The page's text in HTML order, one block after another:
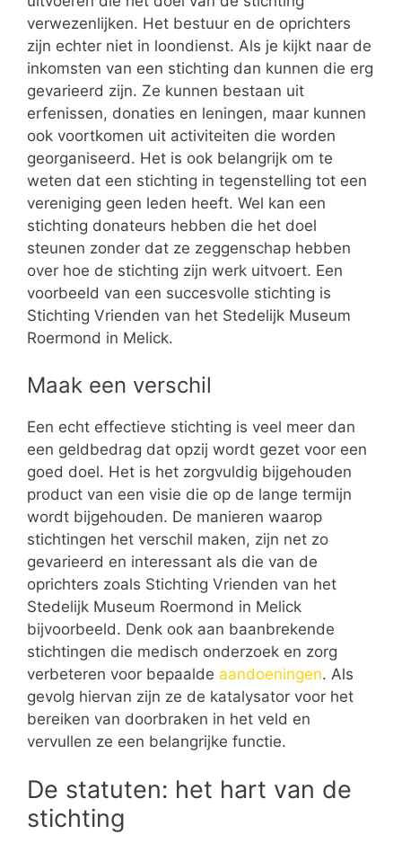
verwezenlijken. Het bestuur en de oprichters
zijn echter niet in loondienst. Als je kijkt naar de
inkomsten van een stichting dan kunnen die erg
gevarieerd zijn. Ze kunnen bestaan uit
erfenissen, donaties en leningen, maar kunnen
ook voortkomen uit activiteiten die worden
georganiseerd. Het is ook belangrijk om te
weten dat een stichting in tegenstelling tot een
vereniging geen leden heeft. Wel kan een
stichting donateurs hebben die het doel
steunen zonder dat ze zeggenschap hebben
over hoe de stichting zijn werk uitvoert. Een
voorbeeld van een succesvolle stichting is
Stichting Vrienden van het Stedelijk Museum
Roermond in Melick.
Maak een verschil
Een echt effectieve stichting is veel meer dan
een geldbedrag dat opzij wordt gezet voor een
goed doel. Het is het zorgvuldig bijgehouden
product van een visie die op de lange termijn
wordt bijgehouden. De manieren waarop
stichtingen het verschil maken, zijn net zo
gevarieerd en interessant als die van de
oprichters zoals Stichting Vrienden van het
Stedelijk Museum Roermond in Melick
bijvoorbeeld. Denk ook aan baanbrekende
stichtingen die medisch onderzoek en zorg
verbeteren voor bepaalde aandoeningen. Als
gevolg hiervan zijn ze de katalysator voor het
bereiken van doorbraken in het veld en
vervullen ze een belangrijke functie.
De statuten: het hart van de
stichting